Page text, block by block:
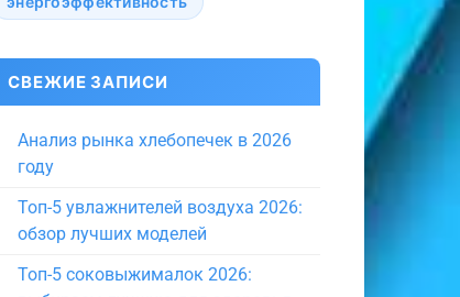
СВЕЖИЕ ЗАПИСИ
Анализ рынка хлебопечек в 2026
году
Топ-5 увлажнителей воздуха 2026:
обзор лучших моделей
Топ-5 соковыжималок 2026: